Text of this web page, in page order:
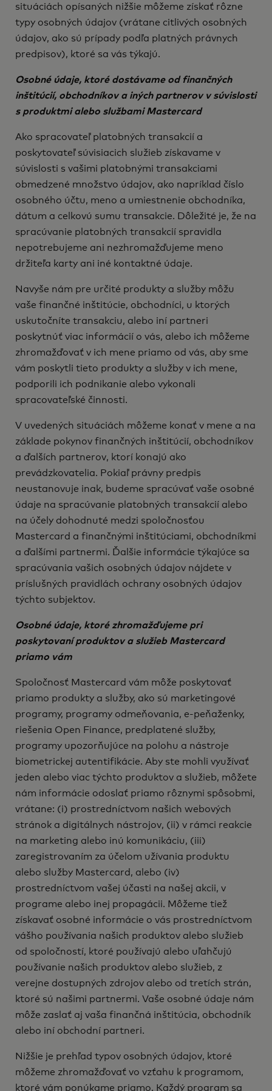
situáciách opísaných nižšie môžeme získať rôzne
typy osobných údajov (vrátane citlivých osobných
údajov, ako sú prípady podľa platných právnych
predpisov), ktoré sa vás týkajú.
Osobné údaje, ktoré dostávame od finančných
inštitúcií, obchodníkov a iných partnerov v súvislosti
s produktmi alebo službami Mastercard
Ako spracovateľ platobných transakcií a
poskytovateľ súvisiacich služieb získavame v
súvislosti s vašimi platobnými transakciami
obmedzené množstvo údajov, ako napríklad číslo
osobného účtu, meno a umiestnenie obchodníka,
dátum a celkovú sumu transakcie. Dôležité je, že na
spracúvanie platobných transakcií spravidla
nepotrebujeme ani nezhromažďujeme meno
držiteľa karty ani iné kontaktné údaje.
Navyše nám pre určité produkty a služby môžu
vaše finančné inštitúcie, obchodníci, u ktorých
uskutočníte transakciu, alebo iní partneri
poskytnúť viac informácií o vás, alebo ich môžeme
zhromažďovať v ich mene priamo od vás, aby sme
vám poskytli tieto produkty a služby v ich mene,
podporili ich podnikanie alebo vykonali
spracovateľské činnosti.
V uvedených situáciách môžeme konať v mene a na
základe pokynov finančných inštitúcií, obchodníkov
a ďalších partnerov, ktorí konajú ako
prevádzkovatelia. Pokiaľ právny predpis
neustanovuje inak, budeme spracúvať vaše osobné
údaje na spracúvanie platobných transakcií alebo
na účely dohodnuté medzi spoločnosťou
Mastercard a finančnými inštitúciami, obchodníkmi
a ďalšími partnermi. Ďalšie informácie týkajúce sa
spracúvania vašich osobných údajov nájdete v
príslušných pravidlách ochrany osobných údajov
týchto subjektov.
Osobné údaje, ktoré zhromažďujeme pri
poskytovaní produktov a služieb Mastercard
priamo vám
Spoločnosť Mastercard vám môže poskytovať
priamo produkty a služby, ako sú marketingové
programy, programy odmeňovania, e-peňaženky,
riešenia Open Finance, predplatené služby,
programy upozorňujúce na polohu a nástroje
biometrickej autentifikácie. Aby ste mohli využívať
jeden alebo viac týchto produktov a služieb, môžete
nám informácie odoslať priamo rôznymi spôsobmi,
vrátane: (i) prostredníctvom našich webových
stránok a digitálnych nástrojov, (ii) v rámci reakcie
na marketing alebo inú komunikáciu, (iii)
zaregistrovaním za účelom užívania produktu
alebo služby Mastercard, alebo (iv)
prostredníctvom vašej účasti na našej akcii, v
programe alebo inej propagácii. Môžeme tiež
získavať osobné informácie o vás prostredníctvom
vášho používania našich produktov alebo služieb
od spoločností, ktoré používajú alebo uľahčujú
používanie našich produktov alebo služieb, z
verejne dostupných zdrojov alebo od tretích strán,
ktoré sú našimi partnermi. Vaše osobné údaje nám
môže zaslať aj vaša finančná inštitúcia, obchodník
alebo iní obchodní partneri.
Nižšie je prehľad typov osobných údajov, ktoré
môžeme zhromažďovať vo vzťahu k programom,
ktoré vám ponúkame priamo. Každý program sa